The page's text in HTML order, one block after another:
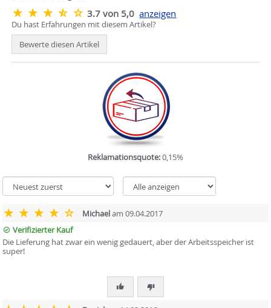
3.7 von 5,0 anzeigen
Du hast Erfahrungen mit diesem Artikel?
Bewerte diesen Artikel
Reklamationsquote:0,15%
Michaelam 09.04.2017
Verifizierter Kauf
Die Lieferung hat zwar ein wenig gedauert, aber der Arbeitsspeicher ist
super!